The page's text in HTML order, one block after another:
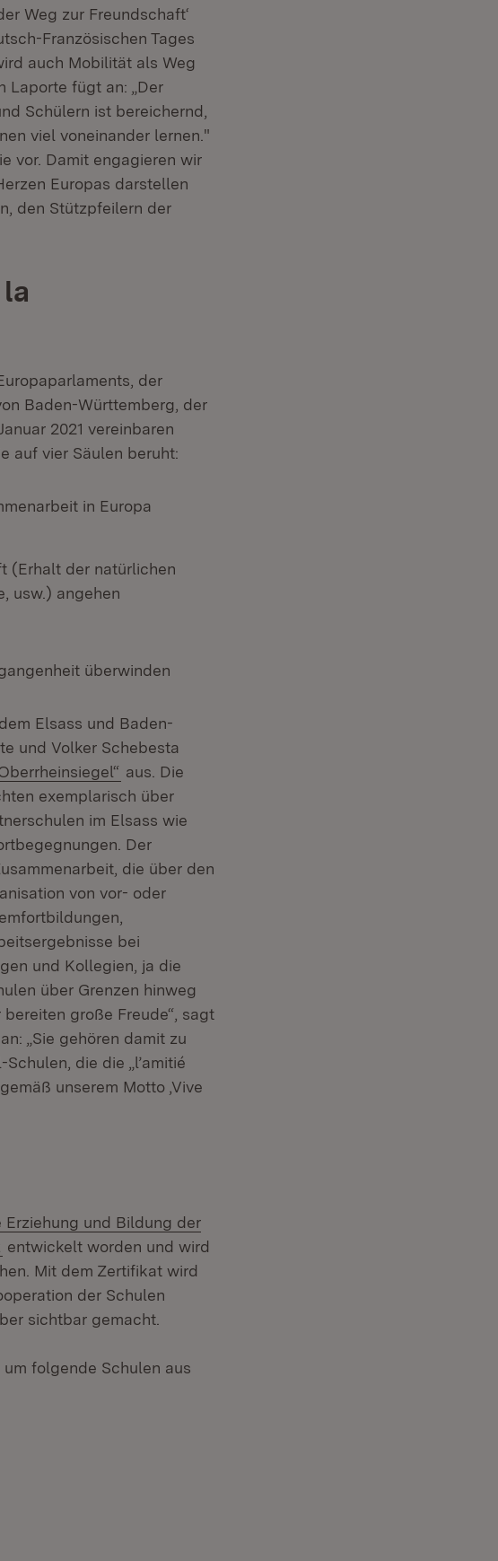
Weg zur Freundschaft‘
Französischen Tages
auch Mobilität als Weg
Laporte fügt an: „Der
Schülern ist bereichernd,
viel voneinander lernen."
vor. Damit engagieren wir
Europas darstellen
den Stützpfeilern der
der
Baden-Württemberg, der
2021 vereinbaren
auf vier Säulen beruht:
in Europa
(Erhalt der natürlichen
usw.) angehen
überwinden
Elsass und Baden-
und Volker Schebesta
(Öffnet in neuem Fenster)
aus. Die
exemplarisch über
im Elsass wie
Der
die über den
von vor- oder
bei
und Kollegien, ja die
über Grenzen hinweg
große Freude“, sagt
„Sie gehören damit zu
die die „l’amitié
unserem Motto ‚Vive
und Bildung der
(Öffnet in neuem Fenster)
entwickelt worden und wird
Mit dem Zertifikat wird
der Schulen
sichtbar gemacht.
folgende Schulen aus